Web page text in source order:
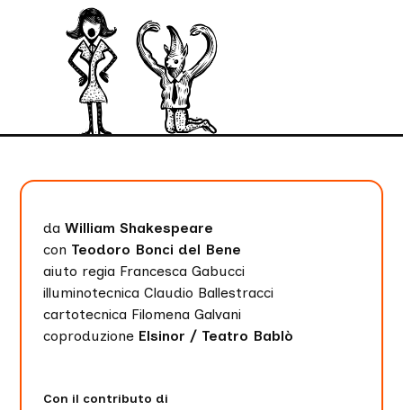
daWilliam Shakespeare
con Teodoro Bonci del Bene
aiuto regia Francesca Gabucci
illuminotecnica Claudio Ballestracci
cartotecnica Filomena Galvani
coproduzione Elsinor / Teatro Bablò
Con il contributo di